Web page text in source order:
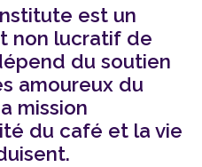
est un
non lucratif de
du soutien
amoureux du
mission
du café et la vie